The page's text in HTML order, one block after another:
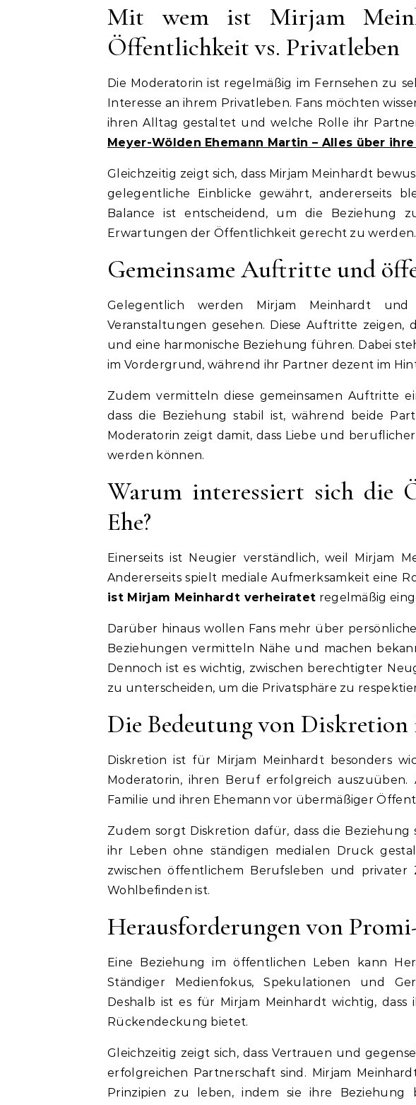
Mit wem ist Mirjam
Öffentlichkeit vs. Privatleben
Die Moderatorin ist regelmäßig im Fernsehen zu
Interesse an ihrem Privatleben. Fans möchten
ihren Alltag gestaltet und welche Rolle ihr
Meyer-Wölden Ehemann Martin – Alles über
Gleichzeitig zeigt sich, dass Mirjam Meinhardt
gelegentliche Einblicke gewährt, andererseits
Balance ist entscheidend, um die Beziehung
Erwartungen der Öffentlichkeit gerecht zu werden.
Gemeinsame Auftritte und
Gelegentlich werden Mirjam Meinhardt
Veranstaltungen gesehen. Diese Auftritte zeigen,
und eine harmonische Beziehung führen. Dabei
im Vordergrund, während ihr Partner dezent im
Zudem vermitteln diese gemeinsamen Auftritte
dass die Beziehung stabil ist, während beide
Moderatorin zeigt damit, dass Liebe und
werden können.
Warum interessiert sich die
Ehe?
Einerseits ist Neugier verständlich, weil Mirjam
Andererseits spielt mediale Aufmerksamkeit eine
ist Mirjam Meinhardt verheiratet regelmäßig
Darüber hinaus wollen Fans mehr über
Beziehungen vermitteln Nähe und machen
Dennoch ist es wichtig, zwischen berechtigter
zu unterscheiden, um die Privatsphäre zu
Die Bedeutung von Diskretion
Diskretion ist für Mirjam Meinhardt besonders
Moderatorin, ihren Beruf erfolgreich auszuüben.
Familie und ihren Ehemann vor übermäßiger
Zudem sorgt Diskretion dafür, dass die
ihr Leben ohne ständigen medialen Druck
zwischen öffentlichem Berufsleben und privater
Wohlbefinden ist.
Herausforderungen von
Eine Beziehung im öffentlichen Leben kann
Ständiger Medienfokus, Spekulationen und
Deshalb ist es für Mirjam Meinhardt wichtig,
Rückendeckung bietet.
Gleichzeitig zeigt sich, dass Vertrauen und
erfolgreichen Partnerschaft sind. Mirjam
Prinzipien zu leben, indem sie ihre Beziehung